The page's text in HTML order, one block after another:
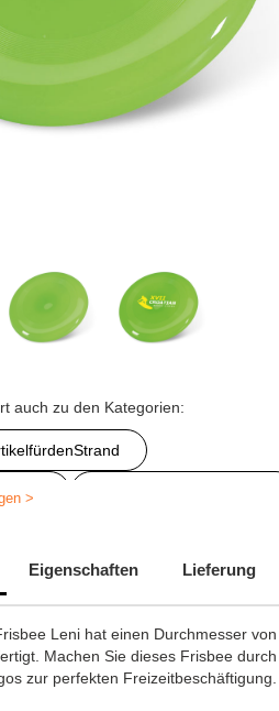
auch zu den Kategorien:
>
Eigenschaften Lieferung
Leni hat einen Durchmesser
Machen Sie dieses Frisbee
zur perfekten Freizeitbeschäftigung.